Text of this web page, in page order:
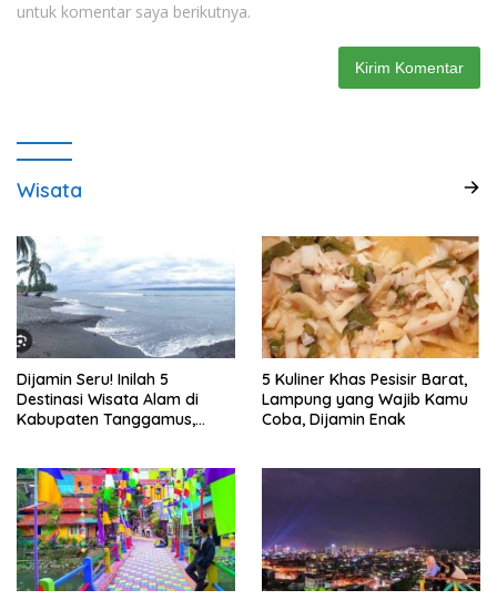
untuk komentar saya berikutnya.
Wisata
Dijamin Seru! Inilah 5
Destinasi Wisata Alam di
Kabupaten Tanggamus,
5 Kuliner Khas Pesisir Barat,
Lampung yang Wajib Kamu
Coba, Dijamin Enak